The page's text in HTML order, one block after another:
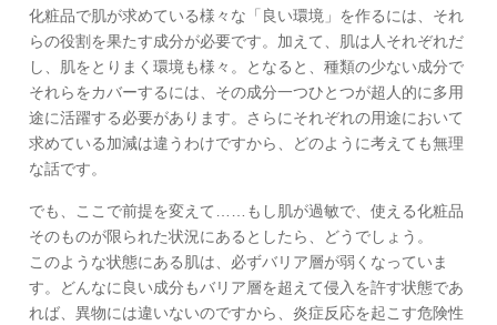
化粧品で肌が求めている様々な「良い環境」を作るには、それ
らの役割を果たす成分が必要です。加えて、肌は人それぞれだ
し、肌をとりまく環境も様々。となると、種類の少ない成分で
それらをカバーするには、その成分一つひとつが超人的に多用
途に活躍する必要があります。さらにそれぞれの用途において
求めている加減は違うわけですから、どのように考えても無理
な話です。
でも、ここで前提を変えて……もし肌が過敏で、使える化粧品
そのものが限られた状況にあるとしたら、どうでしょう。
このような状態にある肌は、必ずバリア層が弱くなっていま
す。どんなに良い成分もバリア層を超えて侵入を許す状態であ
れば、異物には違いないのですから、炎症反応を起こす危険性